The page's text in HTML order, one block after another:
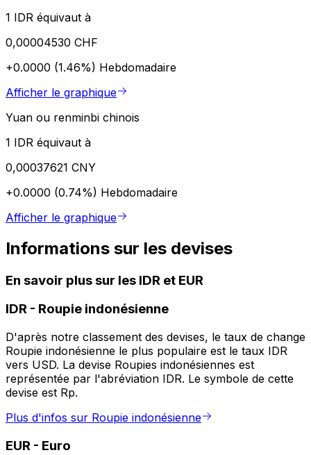
1 IDR équivaut à
0,00004530 CHF
+0.0000 (1.46%) Hebdomadaire
Afficher le graphique
Yuan ou renminbi chinois
1 IDR équivaut à
0,00037621 CNY
+0.0000 (0.74%) Hebdomadaire
Afficher le graphique
Informations sur les devises
En savoir plus sur les IDR et EUR
IDR - Roupie indonésienne
D'après notre classement des devises, le taux de change
Roupie indonésienne le plus populaire est le taux IDR
vers USD. La devise Roupies indonésiennes est
représentée par l'abréviation IDR. Le symbole de cette
devise est Rp.
Plus d'infos sur Roupie indonésienne
EUR - Euro